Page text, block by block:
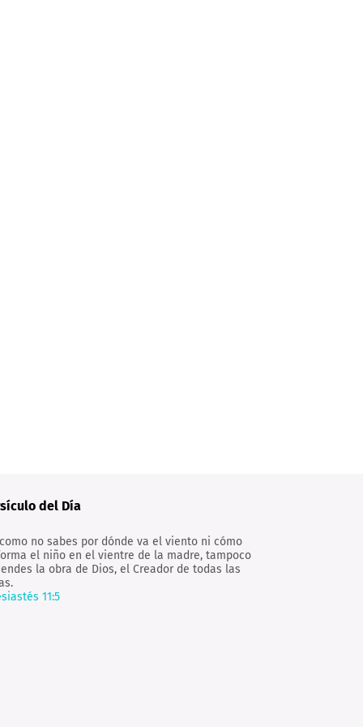
del Día
no sabes por dónde va el viento ni cómo
el niño en el vientre de la madre, tampoco
la obra de Dios, el Creador de todas las
11:5